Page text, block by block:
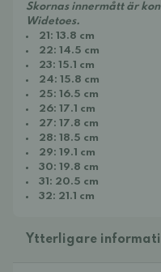
Skornas innermått är
Widetoes.
21: 13.8 cm
22: 14.5 cm
23: 15.1 cm
24: 15.8 cm
25: 16.5 cm
26: 17.1 cm
27: 17.8 cm
28: 18.5 cm
29: 19.1 cm
30: 19.8 cm
31: 20.5 cm
32: 21.1 cm
Ytterligare